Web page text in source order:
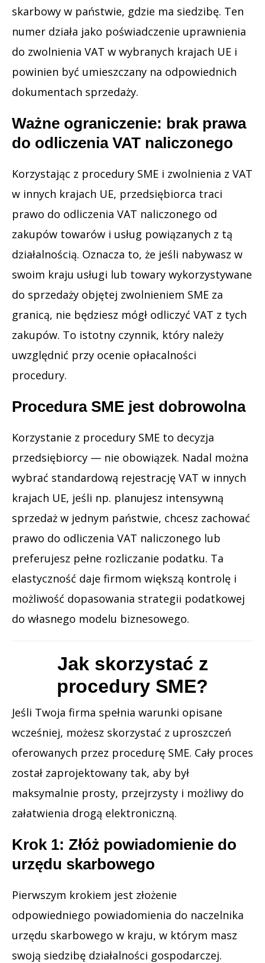
skarbowy w państwie, gdzie ma siedzibę. Ten
numer działa jako poświadczenie uprawnienia
do zwolnienia VAT w wybranych krajach UE i
powinien być umieszczany na odpowiednich
dokumentach sprzedaży.
Ważne ograniczenie: brak prawa
do odliczenia VAT naliczonego
Korzystając z procedury SME i zwolnienia z VAT
w innych krajach UE, przedsiębiorca traci
prawo do odliczenia VAT naliczonego od
zakupów towarów i usług powiązanych z tą
działalnością. Oznacza to, że jeśli nabywasz w
swoim kraju usługi lub towary wykorzystywane
do sprzedaży objętej zwolnieniem SME za
granicą, nie będziesz mógł odliczyć VAT z tych
zakupów. To istotny czynnik, który należy
uwzględnić przy ocenie opłacalności
procedury.
Procedura SME jest dobrowolna
Korzystanie z procedury SME to decyzja
przedsiębiorcy — nie obowiązek. Nadal można
wybrać standardową rejestrację VAT w innych
krajach UE, jeśli np. planujesz intensywną
sprzedaż w jednym państwie, chcesz zachować
prawo do odliczenia VAT naliczonego lub
preferujesz pełne rozliczanie podatku. Ta
elastyczność daje firmom większą kontrolę i
możliwość dopasowania strategii podatkowej
do własnego modelu biznesowego.
Jak skorzystać z
procedury SME?
Jeśli Twoja firma spełnia warunki opisane
wcześniej, możesz skorzystać z uproszczeń
oferowanych przez procedurę SME. Cały proces
został zaprojektowany tak, aby był
maksymalnie prosty, przejrzysty i możliwy do
załatwienia drogą elektroniczną.
Krok 1: Złóż powiadomienie do
urzędu skarbowego
Pierwszym krokiem jest złożenie
odpowiedniego powiadomienia do naczelnika
urzędu skarbowego w kraju, w którym masz
swoją siedzibę działalności gospodarczej.